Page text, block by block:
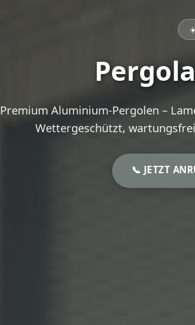
Premium Aluminium-Pergolen –
Wettergeschützt,
📞 JETZT